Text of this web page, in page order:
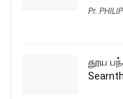
Pr.
தூய